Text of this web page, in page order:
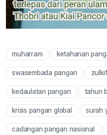
muharram ketahanan
swasembada pangan
kedaulatan pangan tahun
krisis pangan global surah
cadangan pangan nasional